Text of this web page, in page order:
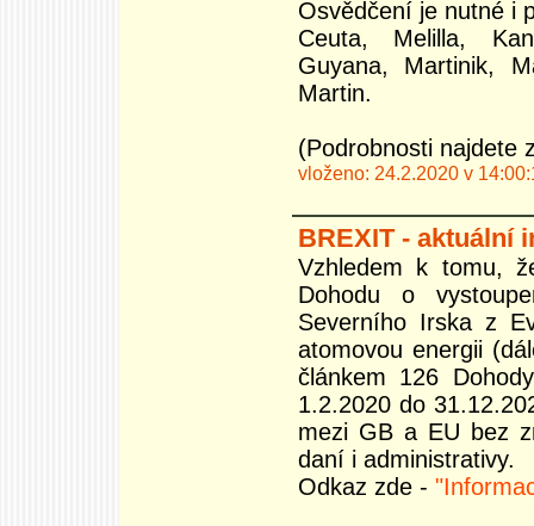
Osvědčení je nutné i
Ceuta, Melilla,
Guyana, Martinik,
Martin.
(Podrobnosti najdete
vloženo: 24.2.2020 v
BREXIT - aktuální
Vzhledem k tomu,
Dohodu o
Severního Irska z
atomovou energii
článkem 126
1.2.2020 do
mezi GB a EU bez
daní i administrativy.
Odkaz zde -